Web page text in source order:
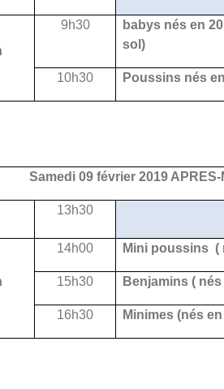
9h30
babys nés en
sol)
10h30 Poussins nés
Samedi 09 février 2019 APRES-
13h30
14h00 Mini poussins (
15h30 Benjamins (
16h30 Minimes (nés